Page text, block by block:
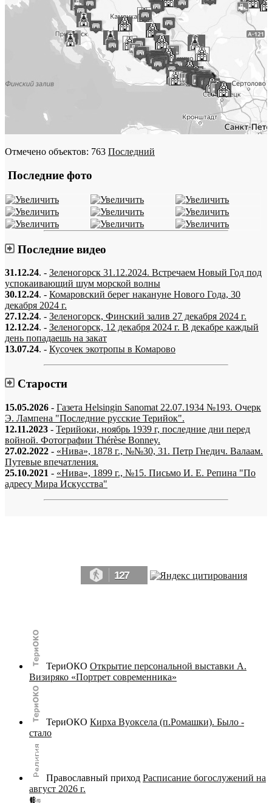
Отмечено объектов: 763 Последний
Последние фото
Последние видео
31.12.24. - Зеленогорск 31.12.2024. Встречаем Новый Год под
успокаивающий шум морской волны
30.12.24. - Комаровский берег накануне Нового Года, 30
декабря 2024 г.
27.12.24. - Зеленогорск, Финский залив 27 декабря 2024 г.
12.12.24. - Зеленогорск, 12 декабря 2024 г. В декабре каждый
день попадаешь на закат
13.07.24. - Кусочек экотропы в Комарово
Старости
15.05.2026 - Газета Helsingin Sanomat 22.07.1934 №193. Очерк
Э. Лампена "Последние русские Терийок".
12.11.2023 - Терийоки, ноябрь 1939 г, последние дни перед
войной. Фотографии Thérèse Bonney.
27.02.2022 - «Нива», 1878 г., №№30, 31. Петр Гнедич. Валаам.
Путевые впечатления.
25.10.2021 - «Нива», 1899 г., №15. Письмо И. Е. Репина "По
адресу Мира Искусства"
127
ТериОКО Открытие персональной выставки А.
Визиряко «Портрет современника»
ТериОКО Кирха Вуоксела (п.Ромашки). Было -
стало
Православный приход Расписание богослужений на
август 2026 г.